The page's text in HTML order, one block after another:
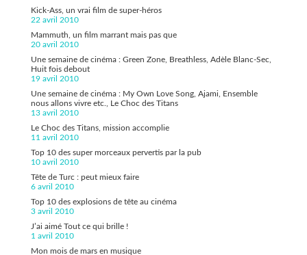
Kick-Ass, un vrai film de super-héros
22 avril 2010
Mammuth, un film marrant mais pas que
20 avril 2010
Une semaine de cinéma : Green Zone, Breathless, Adèle Blanc-Sec,
Huit fois debout
19 avril 2010
Une semaine de cinéma : My Own Love Song, Ajami, Ensemble
nous allons vivre etc., Le Choc des Titans
13 avril 2010
Le Choc des Titans, mission accomplie
11 avril 2010
Top 10 des super morceaux pervertis par la pub
10 avril 2010
Tête de Turc : peut mieux faire
6 avril 2010
Top 10 des explosions de tête au cinéma
3 avril 2010
J’ai aimé Tout ce qui brille !
1 avril 2010
Mon mois de mars en musique